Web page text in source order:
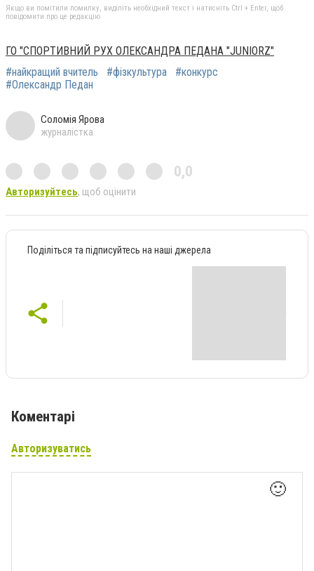
Якщо ви помітили помилку, виділіть необхідний текст і натисніть Ctrl + Enter, щоб
повідомити про це редакцію
ГО "СПОРТИВНИЙ РУХ ОЛЕКСАНДРА ПЕДАНА "JUNIORZ"
#найкращий вчитель
#фізкультура
#конкурс
#Олександр Педан
Соломія Ярова
журналістка
0,0
Авторизуйтесь, щоб оцінити
Поділіться та підписуйтесь на наші джерела
Коментарі
Авторизуватись
🙂